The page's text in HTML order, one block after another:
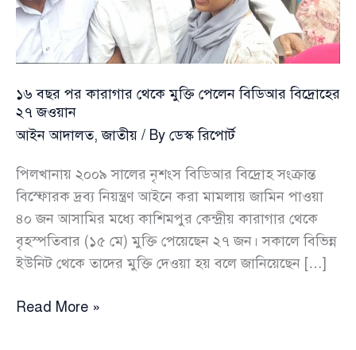
১৬ বছর পর কারাগার থেকে মুক্তি পেলেন বিডিআর বিদ্রোহের
২৭ জওয়ান
আইন আদালত,জাতীয় / By ডেস্ক রিপোর্ট
পিলখানায় ২০০৯ সালের নৃশংস বিডিআর বিদ্রোহ সংক্রান্ত
বিস্ফোরক দ্রব্য নিয়ন্ত্রণ আইনে করা মামলায় জামিন পাওয়া
৪০ জন আসামির মধ্যে কাশিমপুর কেন্দ্রীয় কারাগার থেকে
বৃহস্পতিবার (১৫ মে) মুক্তি পেয়েছেন ২৭ জন। সকালে বিভিন্ন
ইউনিট থেকে তাদের মুক্তি দেওয়া হয় বলে জানিয়েছেন […]
১৬
Read More »